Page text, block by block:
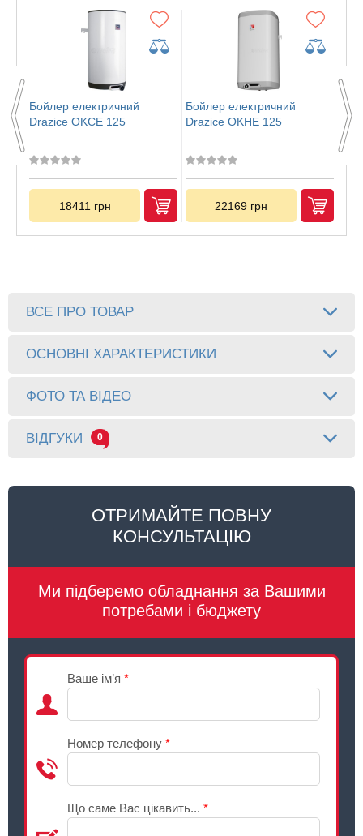
Бойлер електричний
Drazice OKCE 125
18411 грн
Бойлер електричний
Drazice OKHE 125
22169 грн
ВСЕ ПРО ТОВАР
ОСНОВНІ ХАРАКТЕРИСТИКИ
ФОТО ТА ВІДЕО
ВІДГУКИ 0
ОТРИМАЙТЕ ПОВНУ
КОНСУЛЬТАЦІЮ
Ми підберемо обладнання за Вашими
потребами і бюджету
Ваше ім’я *
Номер телефону *
Що саме Вас цікавить... *